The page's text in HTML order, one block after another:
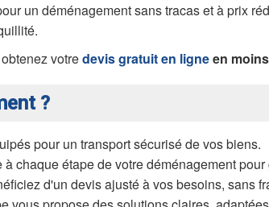
un déménagement sans tracas et à prix
votredevis gratuit en ligneen
?
pour un transport sécurisé de vos biens.
à chaque étape de votre déménagement
d'un devis ajusté à vos besoins, sans